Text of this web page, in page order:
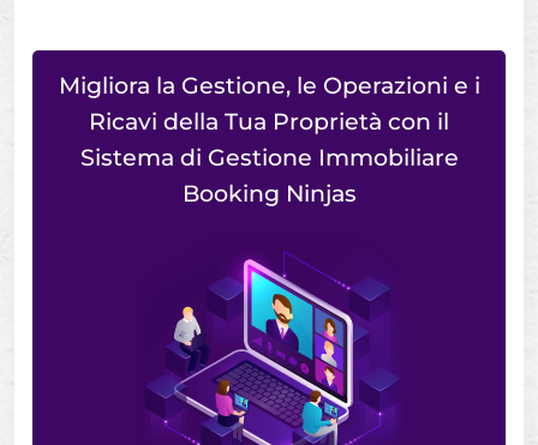
Migliora la Gestione, le Operazioni e i
Ricavi della Tua Proprietà con il
Sistema di Gestione Immobiliare
Booking Ninjas